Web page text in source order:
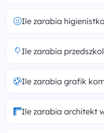
Ile zarabia
Ile zarabia
Ile zarabia grafik
Ile zarabia architekt